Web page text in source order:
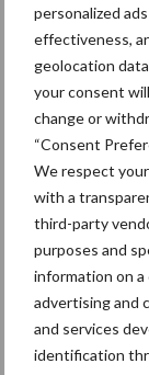
personalized
effectiveness,
geolocation
your consent
change or
“Consent
We respect
with a
third-party
purposes and
information on
advertising and
and services
identification